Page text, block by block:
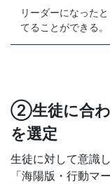
リーダーになった
てることができる。
②生徒に合わ
を選定
生徒に対して意識
「海陽版・行動マ